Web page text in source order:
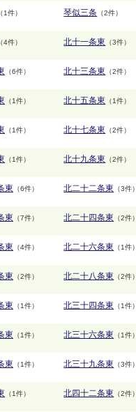
（1件） 琴似三条 （2件）
（4件） 北十一条東 （3件）
（6件） 北十三条東 （2件）
（1件） 北十五条東 （1件）
（1件） 北十七条東 （2件）
（1件） 北十九条東 （2件）
東 （6件） 北二十二条東 （3件）
東 （7件） 北二十四条東 （2件）
東 （4件） 北二十六条東 （1件）
東 （2件） 北二十八条東 （2件）
東 （1件） 北三十四条東 （1件）
東 （1件） 北三十六条東 （1件）
東 （1件） 北三十九条東 （3件）
（1件） 北四十二条東 （2件）